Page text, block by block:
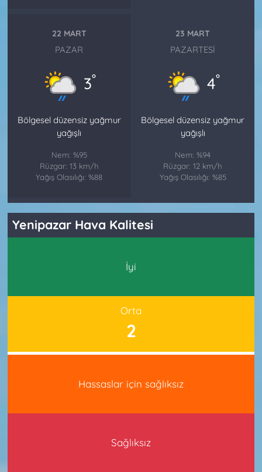
22 MART
PAZAR
3°
Bölgesel düzensiz yağmur
yağışlı
Nem: %95
Rüzgar: 13 km/h
Yağış Olasılığı: %88
23 MART
PAZARTESI
4°
Bölgesel düzensiz yağmur
yağışlı
Nem: %94
Rüzgar: 12 km/h
Yağış Olasılığı: %85
Yenipazar Hava Kalitesi
İyi
Orta
2
Hassaslar için sağlıksız
Sağlıksız